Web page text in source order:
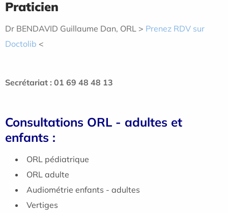
Praticien
Dr BENDAVID Guillaume Dan, ORL > Prenez RDV sur
Doctolib <
Secrétariat : 01 69 48 48 13
Consultations ORL - adultes et
enfants :
ORL pédiatrique
ORL adulte
Audiométrie enfants - adultes
Vertiges